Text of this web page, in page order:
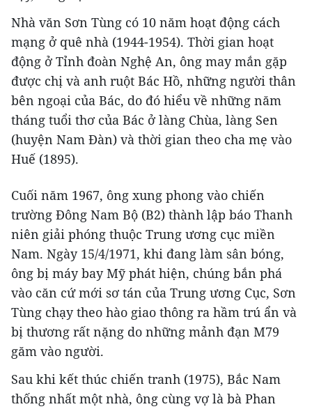
Nhà văn Sơn Tùng có 10 năm hoạt động cách
mạng ở quê nhà (1944-1954). Thời gian hoạt
động ở Tỉnh đoàn Nghệ An, ông may mắn gặp
được chị và anh ruột Bác Hồ, những người thân
bên ngoại của Bác, do đó hiểu về những năm
tháng tuổi thơ của Bác ở làng Chùa, làng Sen
(huyện Nam Đàn) và thời gian theo cha mẹ vào
Huế (1895).
Cuối năm 1967, ông xung phong vào chiến
trường Đông Nam Bộ (B2) thành lập báo Thanh
niên giải phóng thuộc Trung ương cục miền
Nam. Ngày 15/4/1971, khi đang làm sân bóng,
ông bị máy bay Mỹ phát hiện, chúng bắn phá
vào căn cứ mới sơ tán của Trung ương Cục, Sơn
Tùng chạy theo hào giao thông ra hầm trú ẩn và
bị thương rất nặng do những mảnh đạn M79
găm vào người.
Sau khi kết thúc chiến tranh (1975), Bắc Nam
thống nhất một nhà, ông cùng vợ là bà Phan